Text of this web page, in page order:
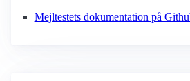
Mejltestets dokumentation på